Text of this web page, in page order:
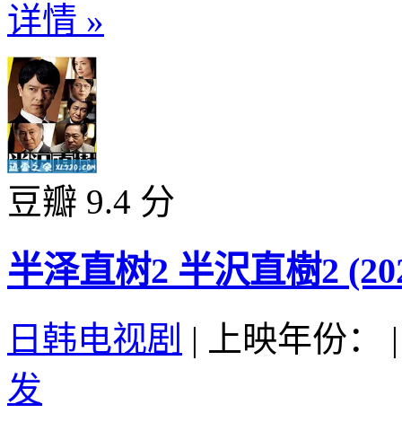
详情 »
豆瓣 9.4 分
半泽直树2 半沢直樹2
日韩电视剧 | 上映年份：
|
发